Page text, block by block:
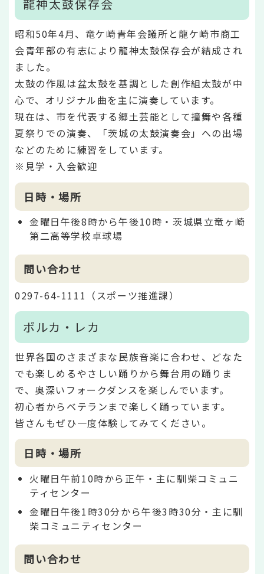
龍神太鼓保存会
昭和50年4月、竜ケ崎青年会議所と龍ケ崎市商工
会青年部の有志により龍神太鼓保存会が結成され
ました。
太鼓の作風は盆太鼓を基調とした創作組太鼓が中
心で、オリジナル曲を主に演奏しています。
現在は、市を代表する郷土芸能として撞舞や各種
夏祭りでの演奏、「茨城の太鼓演奏会」への出場
などのために練習をしています。
※見学・入会歓迎
日時・場所
金曜日午後8時から午後10時・茨城県立竜ヶ崎
第二高等学校卓球場
問い合わせ
0297-64-1111（スポーツ推進課）
ポルカ・レカ
世界各国のさまざまな民族音楽に合わせ、どなた
でも楽しめるやさしい踊りから舞台用の踊りま
で、奥深いフォークダンスを楽しんでいます。
初心者からベテランまで楽しく踊っています。
皆さんもぜひ一度体験してみてください。
日時・場所
火曜日午前10時から正午・主に馴柴コミュニ
ティセンター
金曜日午後1時30分から午後3時30分・主に馴
柴コミュニティセンター
問い合わせ